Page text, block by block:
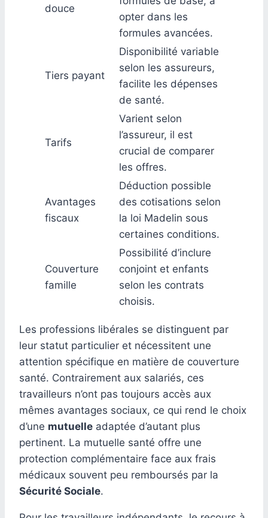
douce
opter dans les
formules avancées.
Tiers payant
Disponibilité variable
selon les assureurs,
facilite les dépenses
de santé.
Tarifs
Varient selon
l’assureur, il est
crucial de comparer
les offres.
Avantages
fiscaux
Déduction possible
des cotisations selon
la loi Madelin sous
certaines conditions.
Couverture
famille
Possibilité d’inclure
conjoint et enfants
selon les contrats
choisis.
Les professions libérales se distinguent par
leur statut particulier et nécessitent une
attention spécifique en matière de couverture
santé. Contrairement aux salariés, ces
travailleurs n’ont pas toujours accès aux
mêmes avantages sociaux, ce qui rend le choix
d’une mutuelle adaptée d’autant plus
pertinent. La mutuelle santé offre une
protection complémentaire face aux frais
médicaux souvent peu remboursés par la
Sécurité Sociale.